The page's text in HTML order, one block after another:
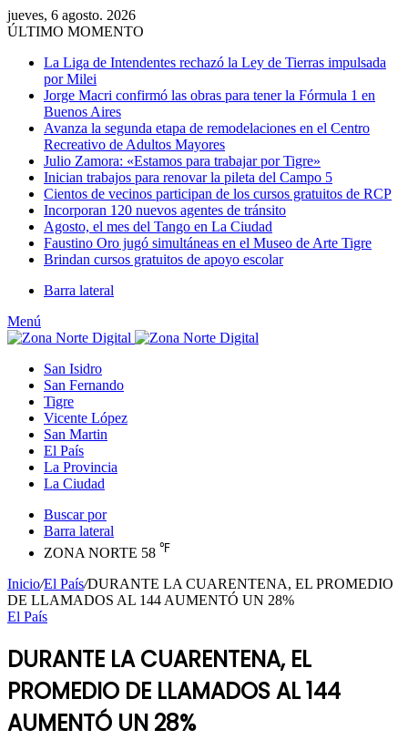
jueves, 6 agosto. 2026
ÚLTIMO MOMENTO
La Liga de Intendentes rechazó la Ley de Tierras impulsada
por Milei
Jorge Macri confirmó las obras para tener la Fórmula 1 en
Buenos Aires
Avanza la segunda etapa de remodelaciones en el Centro
Recreativo de Adultos Mayores
Julio Zamora: «Estamos para trabajar por Tigre»
Inician trabajos para renovar la pileta del Campo 5
Cientos de vecinos participan de los cursos gratuitos de RCP
Incorporan 120 nuevos agentes de tránsito
Agosto, el mes del Tango en La Ciudad
Faustino Oro jugó simultáneas en el Museo de Arte Tigre
Brindan cursos gratuitos de apoyo escolar
Barra lateral
Menú
San Isidro
San Fernando
Tigre
Vicente López
San Martin
El País
La Provincia
La Ciudad
Buscar por
Barra lateral
ZONA NORTE 58 ℉
Inicio/El País/DURANTE LA CUARENTENA, EL PROMEDIO
DE LLAMADOS AL 144 AUMENTÓ UN 28%
El País
DURANTE LA CUARENTENA, EL
PROMEDIO DE LLAMADOS AL 144
AUMENTÓ UN 28%